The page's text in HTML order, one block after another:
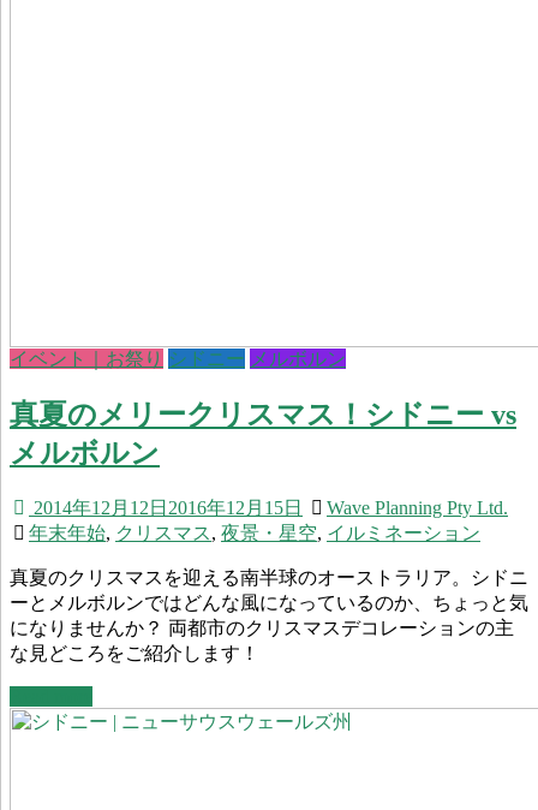
イベント｜お祭り シドニー メルボルン
真夏のメリークリスマス！シドニー vs
メルボルン
2014年12月12日 2016年12月15日
Wave Planning Pty Ltd.
年末年始, クリスマス, 夜景・星空, イルミネーション
真夏のクリスマスを迎える南半球のオーストラリア。シドニ
ーとメルボルンではどんな風になっているのか、ちょっと気
になりませんか？ 両都市のクリスマスデコレーションの主
な見どころをご紹介します！